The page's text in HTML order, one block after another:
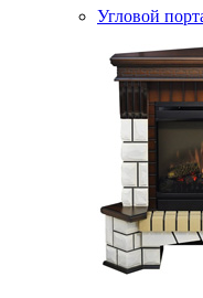
Угловой